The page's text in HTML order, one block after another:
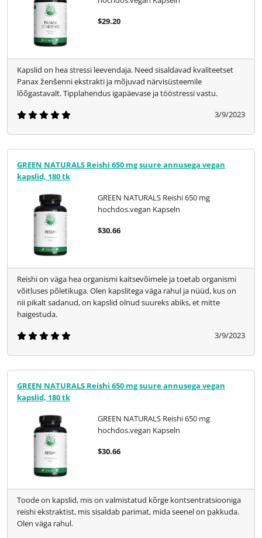
$29.20
Kapslid on hea stressi leevendaja. Need sisaldavad kvaliteetset
Panax ženšenni ekstrakti ja mõjuvad närvisüsteemile
lõõgastavalt. Tipplahendus igapäevase ja tööstressi vastu.
3/9/2023
GREEN NATURALS Reishi 650 mg suure annusega vegan
kapslid, 180 tk
GREEN NATURALS Reishi 650 mg
hochdos.vegan Kapseln
$30.66
Reishi on väga hea organismi kaitsevõimele ja toetab organismi
võitluses põletikuga. Olen kapslitega väga rahul ja nüüd, kus on
nii pikalt sadanud, on kapslid olnud suureks abiks, et mitte
haigestuda.
3/9/2023
GREEN NATURALS Reishi 650 mg suure annusega vegan
kapslid, 180 tk
GREEN NATURALS Reishi 650 mg
hochdos.vegan Kapseln
$30.66
Toode on kapslid, mis on valmistatud kõrge kontsentratsiooniga
reishi ekstraktist, mis sisaldab parimat, mida seenel on pakkuda.
Olen väga rahul.